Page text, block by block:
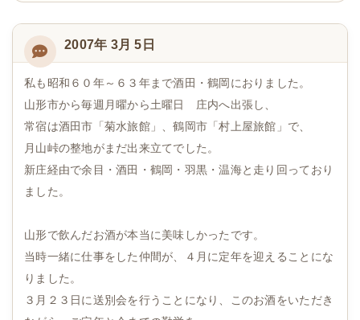
2007年 3月 5日
私も昭和６０年～６３年まで酒田・鶴岡におりました。
山形市から毎週月曜から土曜日 庄内へ出張し、
常宿は酒田市「菊水旅館」、鶴岡市「村上屋旅館」で、
月山峠の整地がまだ出来立てでした。
新庄経由で余目・酒田・鶴岡・羽黒・温海と走り回っており
ました。
山形で飲んだお酒が本当に美味しかったです。
当時一緒に仕事をした仲間が、４月に定年を迎えることにな
りました。
３月２３日に送別会を行うことになり、このお酒をいただき